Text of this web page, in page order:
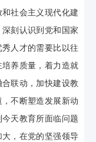
社会主义现代化建
刻认识到党和国家
人才的需要比以往
养质量，着力造就
联动，加快建设教
不断塑造发展新动
天教育所面临问题
，在党的坚强领导